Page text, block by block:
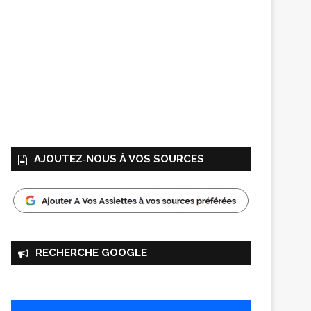
AJOUTEZ‑NOUS À VOS SOURCES
RECHERCHE GOOGLE